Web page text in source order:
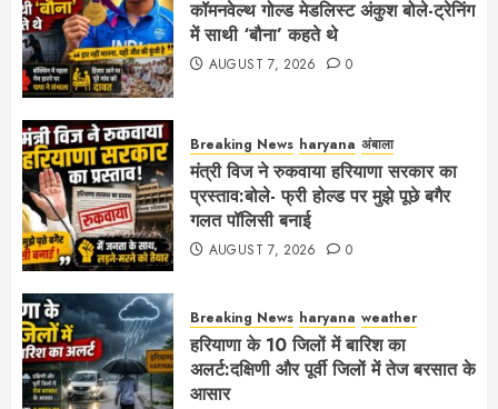
कॉमनवेल्थ गोल्ड मेडलिस्ट अंकुश बोले-ट्रेनिंग
में साथी ‘बौना’ कहते थे
AUGUST 7, 2026 0
Breaking News haryana अंबाला
मंत्री विज ने रुकवाया हरियाणा सरकार का
प्रस्ताव:बोले- फ्री होल्ड पर मुझे पूछे बगैर
गलत पॉलिसी बनाई
AUGUST 7, 2026 0
Breaking News haryana weather
हरियाणा के 10 जिलों में बारिश का
अलर्ट:दक्षिणी और पूर्वी जिलों में तेज बरसात के
आसार